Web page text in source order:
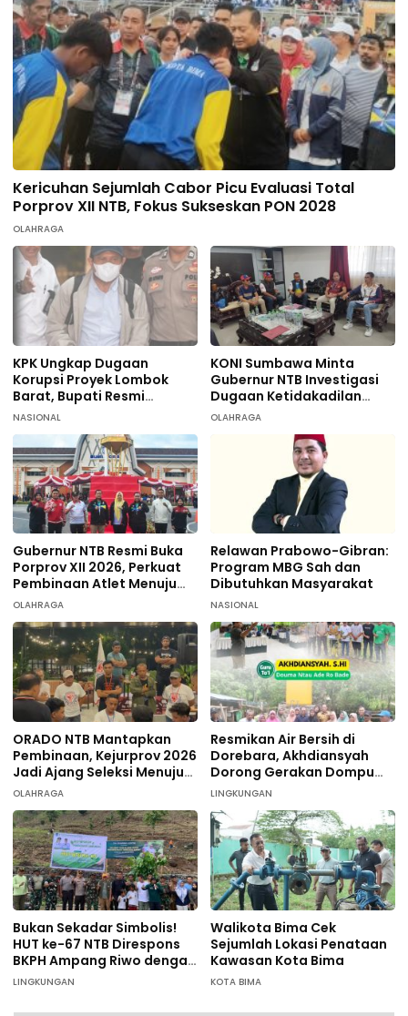
Kericuhan Sejumlah Cabor Picu Evaluasi Total
Porprov XII NTB, Fokus Sukseskan PON 2028
OLAHRAGA
KPK Ungkap Dugaan
Korupsi Proyek Lombok
Barat, Bupati Resmi
Tersangka
NASIONAL
KONI Sumbawa Minta
Gubernur NTB Investigasi
Dugaan Ketidakadilan
terhadap 9 Atlet
OLAHRAGA
Gubernur NTB Resmi Buka
Porprov XII 2026, Perkuat
Pembinaan Atlet Menuju
PON 2028
OLAHRAGA
Relawan Prabowo-Gibran:
Program MBG Sah dan
Dibutuhkan Masyarakat
NASIONAL
ORADO NTB Mantapkan
Pembinaan, Kejurprov 2026
Jadi Ajang Seleksi Menuju
Nasional
OLAHRAGA
Resmikan Air Bersih di
Dorebara, Akhdiansyah
Dorong Gerakan Dompu
Hijau
LINGKUNGAN
Bukan Sekadar Simbolis!
HUT ke-67 NTB Direspons
BKPH Ampang Riwo dengan
Aksi Tanam Pohon Massal
LINGKUNGAN
Walikota Bima Cek
Sejumlah Lokasi Penataan
Kawasan Kota Bima
KOTA BIMA